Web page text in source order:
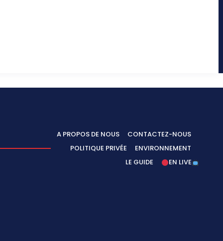
A PROPOS DE NOUS
CONTACTEZ-NOUS
POLITIQUE PRIVÉE
ENVIRONNEMENT
LE GUIDE
EN LIVE